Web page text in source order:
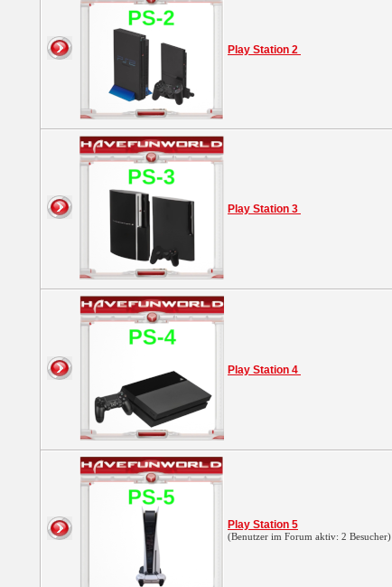
Play Station 2
Play Station 3
Play Station 4
Play Station 5
(Benutzer im Forum aktiv: 2 Besucher)